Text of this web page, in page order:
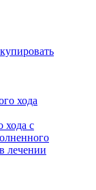
хода с
лечении